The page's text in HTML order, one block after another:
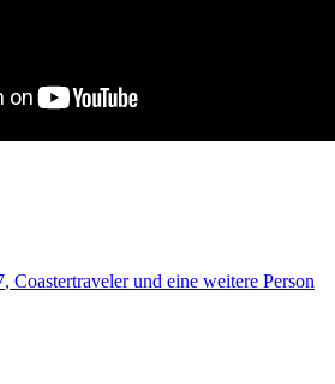
, Coastertravelerund eine weitere Person